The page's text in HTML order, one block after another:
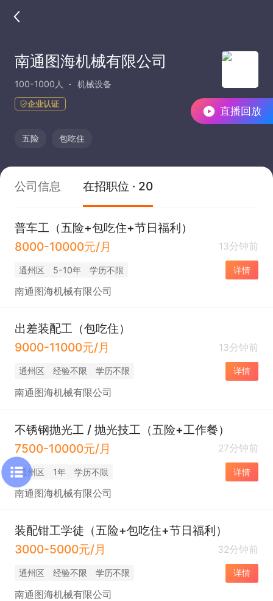
直播回放
南通图海机械有限公司
100-1000人 机械设备
企业认证
五险 包吃住
公司信息 在招职位 · 20
普车工（五险+包吃住+节日福利）
8000-10000元/月
13分钟前
通州区 5-10年 学历不限 详情
南通图海机械有限公司
出差装配工（包吃住）
9000-11000元/月
13分钟前
通州区 经验不限 学历不限 详情
南通图海机械有限公司
不锈钢抛光工 / 抛光技工（五险+工作餐）
7500-10000元/月
27分钟前
通州区 1年 学历不限 详情
南通图海机械有限公司
装配钳工学徒（五险+包吃住+节日福利）
3000-5000元/月
32分钟前
通州区 经验不限 学历不限 详情
南通图海机械有限公司